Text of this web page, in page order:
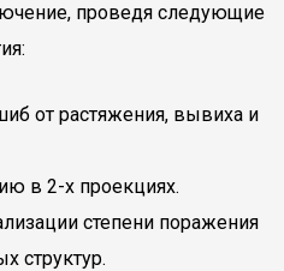
проведя следующие
от растяжения, вывиха и
в 2-х проекциях.
степени поражения
структур.